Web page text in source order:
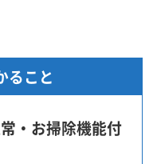
ること
・お掃除機能付